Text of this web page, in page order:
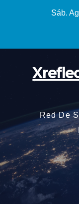
Sáb.
Red De